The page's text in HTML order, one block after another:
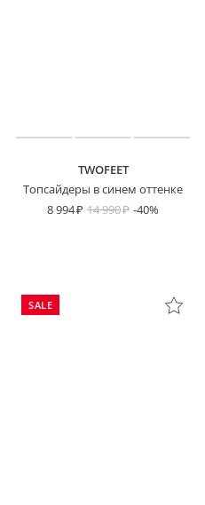
TWOFEET
Топсайдеры в синем оттенке
8 994
14 990 -40%
SALE